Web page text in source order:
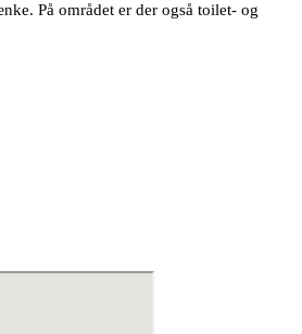
På området er der også toilet- og